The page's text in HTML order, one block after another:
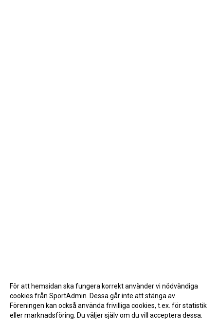
För att hemsidan ska fungera korrekt använder vi nödvändiga
cookies från SportAdmin. Dessa går inte att stänga av.
Föreningen kan också använda frivilliga cookies, t.ex. för statistik
eller marknadsföring. Du väljer själv om du vill acceptera dessa.